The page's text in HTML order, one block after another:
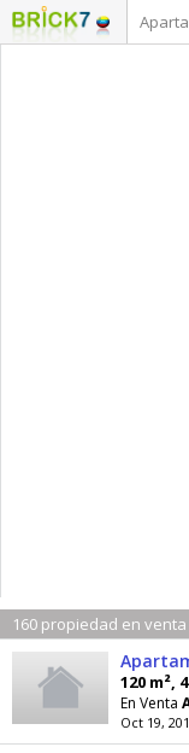
160 propiedad en venta
120 m²,
En Venta
Oct 19,